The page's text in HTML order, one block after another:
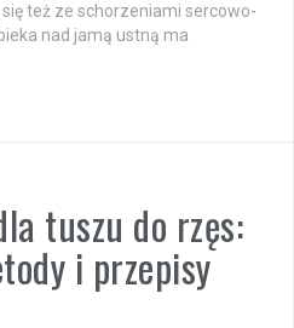
też ze schorzeniami sercowo-
nad jamą ustną ma
tuszu do rzęs:
i przepisy